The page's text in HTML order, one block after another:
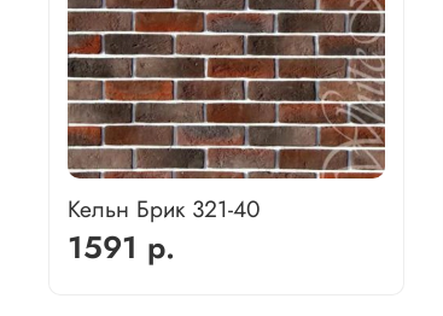
Кельн Брик 321-40
1591 р.